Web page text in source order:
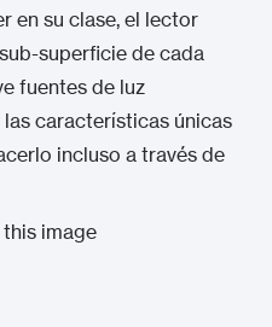
en su clase, el lector
superficie de cada
fuentes de luz
características únicas
incluso a través de